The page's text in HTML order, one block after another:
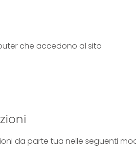
che accedono al sito
da parte tua nelle seguenti